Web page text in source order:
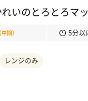
いのとろとろマ
期） 5分以
レンジのみ